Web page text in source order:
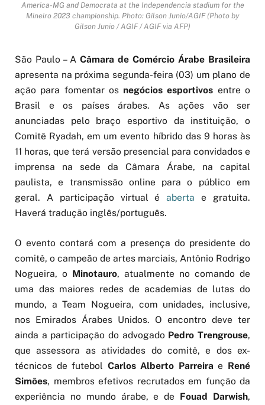
America-MG and Democrata at the Independencia stadium for the
Mineiro 2023 championship. Photo: Gilson Junio/AGIF (Photo by
Gilson Junio / AGIF / AGIF via AFP)
São Paulo – A Câmara de Comércio Árabe Brasileira
apresenta na próxima segunda-feira (03) um plano de
ação para fomentar os negócios esportivos entre o
Brasil e os países árabes. As ações vão ser
anunciadas pelo braço esportivo da instituição, o
Comitê Ryadah, em um evento híbrido das 9 horas às
11 horas, que terá versão presencial para convidados e
imprensa na sede da Câmara Árabe, na capital
paulista, e transmissão online para o público em
geral. A participação virtual éaberta e gratuita.
Haverá tradução inglês/português.
O evento contará com a presença do presidente do
comitê, o campeão de artes marciais, Antônio Rodrigo
Nogueira, o Minotauro, atualmente no comando de
uma das maiores redes de academias de lutas do
mundo, a Team Nogueira, com unidades, inclusive,
nos Emirados Árabes Unidos. O encontro deve ter
ainda a participação do advogado Pedro Trengrouse,
que assessora as atividades do comitê, e dos ex-
técnicos de futebol Carlos Alberto Parreira e René
Simões, membros efetivos recrutados em função da
experiência no mundo árabe, e de Fouad Darwish,